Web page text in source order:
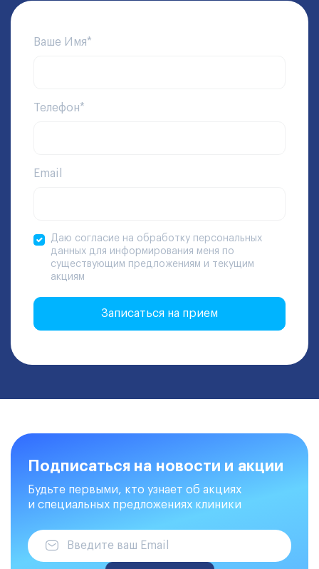
Ваше Имя*
Телефон*
Email
Даю согласие на обработку персональных
данных для информирования меня по
существующим предложениям и текущим
акциям
Записаться на прием
Подписаться на новости и акции
Будьте первыми, кто узнает об акциях
и специальных предложениях клиники